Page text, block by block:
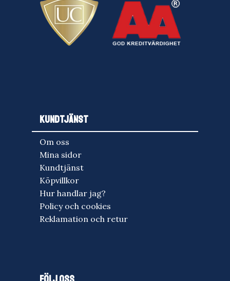
KUNDTJÄNST
Om oss
Mina sidor
Kundtjänst
Köpvillkor
Hur handlar jag?
Policy och cookies
Reklamation och retur